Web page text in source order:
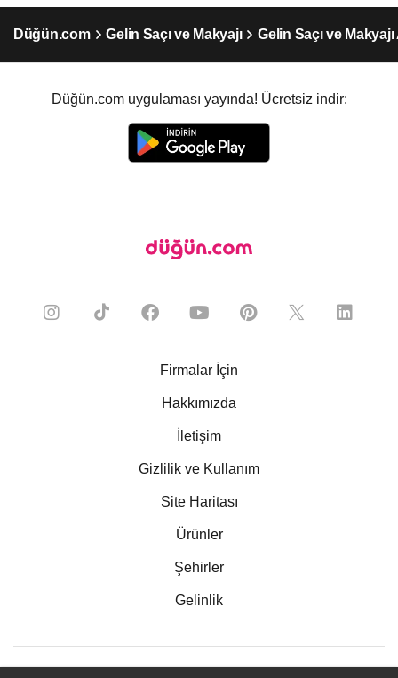
Düğün.com Gelin Saçı ve Makyajı Gelin Saçı ve
Düğün.com uygulaması yayında! Ücretsiz indir:
Firmalar İçin
Hakkımızda
İletişim
Gizlilik ve Kullanım
Site Haritası
Ürünler
Şehirler
Gelinlik